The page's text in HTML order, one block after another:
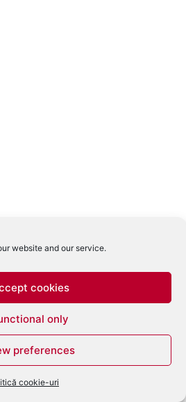
website and our service.
cookies
only
preferences
cookie-uri